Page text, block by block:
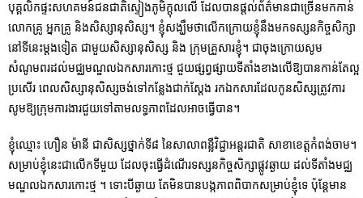
បុគ្គលិកផ្ទះសហគមន៍ជនជាតិស្ទៀងភូមិក្តុលលើ ដែលបានផ្តល់ព័ត៌មានជាច្រើនមកកាន់
លោកគ្រូ អ្នកគ្រូ និងសិស្សានុសិស្ស។ ខ្ញុំសង្ឃឹមថាលើកក្រោយខ្ញុំនឹងមកទស្សនកិច្ចសិក្សា
នៅទីនេះម្តងទៀត ជាមួយសិស្សានុសិស្ស និង ក្រុមគ្រួសារខ្ញុំ។ ជាចុងក្រោយសូម
សំណូមពរដល់មជ្ឈមណ្ឌលឯកសារកោះថ្ម ជួយផ្សព្វផ្សាយទីតាំងខាងលើឱ្យបានកាន់តែល្អ
ប្រសើរ ពេលសិស្សានុសិស្សចង់ទៅកន្លែងជាក់ស្តែង រកឯកសារដែលកូនសិស្សត្រូវការ
សូមឱ្យក្រុមការងារជួយទៅតាមលទ្ធភាពដែលអាចធ្វើបាន។
ខ្ញុំឈ្មោះ ហឿន ម៉ានី ជាសិស្សថ្នាក់ទី៨ នៃសាលាពន្លឺវិជ្ជាអន្តរជាតិ សាខាខេត្តកំពង់ចាម។
សម្រាប់ខ្ញុំនេះជាលើកទីមួយ ដែលចុះធ្វើដំណើរទស្សនកិច្ចសិក្សាផ្លូវឆ្ងាយ ដល់ទីតាំងមជ្ឈ
មណ្ឌលឯកសារកោះថ្ម ។ ទោះបីឆ្ងាយ តែមិនបានបង្កភាពពិបាកសម្រាប់ខ្ញុំទេ ប៉ុន្តែមាន